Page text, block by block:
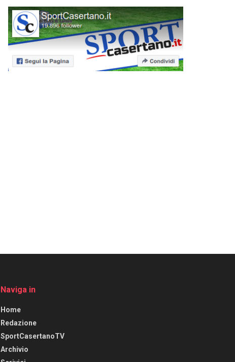
Naviga in
Home
Redazione
SportCasertanoTV
Archivio